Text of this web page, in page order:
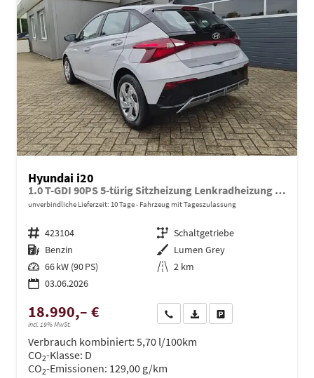
Hyundai i20
1.0 T-GDI 90PS 5-türig Sitzheizung Lenkradheizung Rückf.Kamera PDC Klima Apple CarPlay Android Auto Tempomat Touchscreen
unverbindliche Lieferzeit: 10 Tage Fahrzeug mit Tageszulassung
Fahrzeugnr. 423104 Getriebe Schaltgetriebe
Kraftstoff Benzin Außenfarbe Lumen Grey
Leistung 66 kW (90 PS) Kilometerstand 2 km
03.06.2026
18.990,– €
incl. 19% MwSt.
Wir rufen Sie anPDF-Datei, Fahrzeugexposé
Verbrauch kombiniert: 5,70 l/100km
CO2-Klasse: D
CO2-Emissionen: 129,00 g/km